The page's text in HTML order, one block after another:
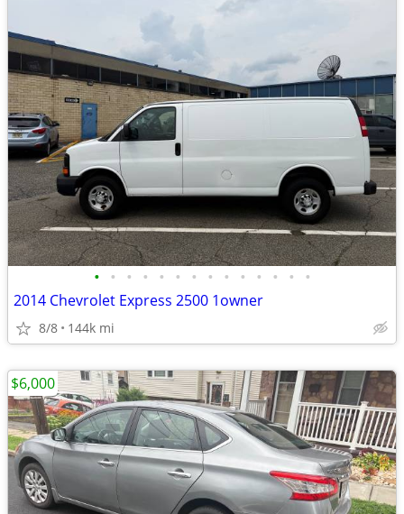
• • • • • • • • • • • • • •
2014 Chevrolet Express 2500 1owner
8/8 144k mi
$6,000